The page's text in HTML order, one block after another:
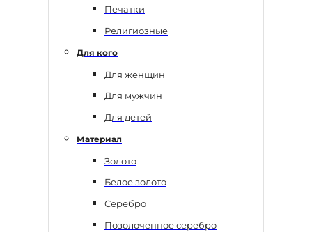
Печатки
Религиозные
Для кого
Для женщин
Для мужчин
Для детей
Материал
Золото
Белое золото
Серебро
Позолоченное серебро